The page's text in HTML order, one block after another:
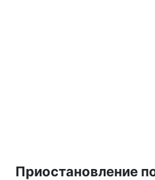
Приостановление